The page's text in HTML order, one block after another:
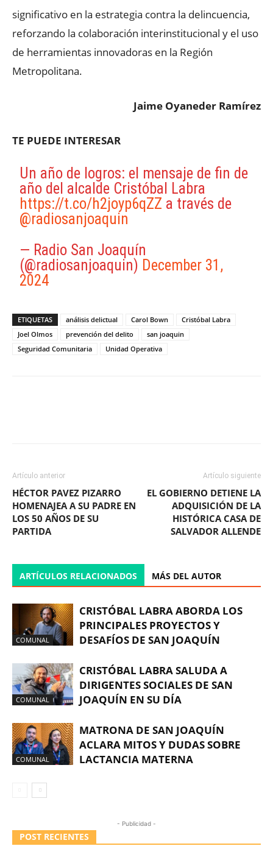
significativo en la estrategia contra la delincuencia,
reforzando la colaboración interinstitucional y el uso
de herramientas innovadoras en la Región
Metropolitana.
Jaime Oyaneder Ramírez
TE PUEDE INTERESAR
Un año de logros: el mensaje de fin de
año del alcalde Cristóbal Labra
https://t.co/h2joyp6qZZ a través de
@radiosanjoaquin
— Radio San Joaquín
(@radiosanjoaquin) December 31,
2024
ETIQUETAS análisis delictual Carol Bown
Cristóbal Labra
Joel Olmos
prevención del delito
san joaquin
Seguridad Comunitaria
Unidad Operativa
Artículo anterior
HÉCTOR PAVEZ PIZARRO
HOMENAJEA A SU PADRE EN
LOS 50 AÑOS DE SU
PARTIDA
Artículo siguiente
EL GOBIERNO DETIENE LA
ADQUISICIÓN DE LA
HISTÓRICA CASA DE
SALVADOR ALLENDE
ARTÍCULOS RELACIONADOS MÁS DEL AUTOR
COMUNAL
CRISTÓBAL LABRA ABORDA LOS
PRINCIPALES PROYECTOS Y
DESAFÍOS DE SAN JOAQUÍN
COMUNAL
CRISTÓBAL LABRA SALUDA A
DIRIGENTES SOCIALES DE SAN
JOAQUÍN EN SU DÍA
COMUNAL
MATRONA DE SAN JOAQUÍN
ACLARA MITOS Y DUDAS SOBRE
LACTANCIA MATERNA
- Publicidad -
POST RECIENTES